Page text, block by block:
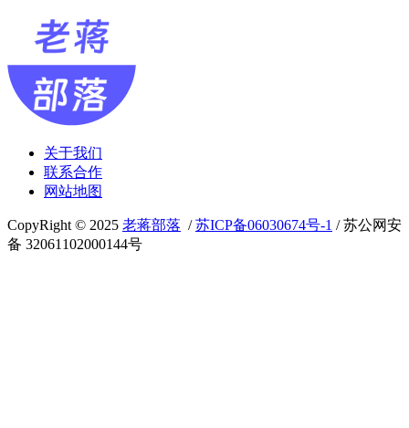
关于我们
联系合作
网站地图
CopyRight © 2025 老蒋部落 /苏ICP备06030674号-1 / 苏公网安
备 32061102000144号